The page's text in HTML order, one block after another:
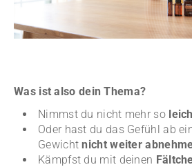
Was ist also dein Thema?
Nimmst du nicht mehr so
Oder hast du das Gefühl ab
Gewichtnicht weiter
Kämpfst du mit deinen